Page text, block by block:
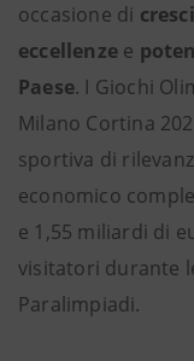
occasione di
eccellenze e
Paese. I Giochi
Milano Cortina
sportiva di
economico
e 1,55 miliardi di
visitatori durante
Paralimpiadi.